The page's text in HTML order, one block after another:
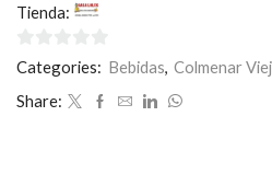
Tienda:
0
5
Categories: Bebidas Colmenar
Share: